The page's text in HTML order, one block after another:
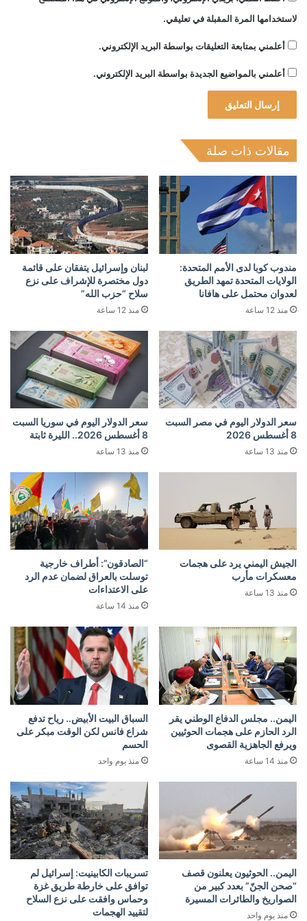
لاستخدامها المرة المقبلة في تعليقي.
أعلمني بمتابعة التعليقات بواسطة البريد الإلكتروني.
أعلمني بالمواضيع الجديدة بواسطة البريد الإلكتروني.
مقالات ذات صلة
مندوب كوبا لدى الأمم المتحدة:
الولايات المتحدة تمهد الطريق
لعدوان محتمل على هافانا
منذ 12 ساعة
لبنان وإسرائيل يتفقان على قائمة
دول مختصرة للإشراف على نزع
سلاح “حزب الله”
منذ 12 ساعة
سعر الدولار اليوم في مصر السبت
8 أغسطس 2026
منذ 13 ساعة
سعر الدولار اليوم في سوريا السبت
8 أغسطس 2026.. الليرة ثابتة
منذ 13 ساعة
الجيش اليمني يرد على هجمات
معسكرات مأرب
منذ 13 ساعة
“الصادقون”: أطراف خارجية
توسلت بالعراق لضمان عدم الرد
على الاعتداءات
منذ 14 ساعة
اليمن.. مجلس الدفاع الوطني يقر
الرد الحازم على هجمات الحوثيين
ويرفع الجاهزية القصوى
منذ 14 ساعة
السباق البيت الأبيض.. رياح تدفع
شراع فانس لكن الوقت مبكر على
الحسم
منذ يوم واحد
اليمن.. الحوثيون يعلنون قصف
“صحن الجنّ” بعدد كبير من
الصواريخ والطائرات المسيرة
منذ يوم واحد
تسريبات الكابينيت: إسرائيل لم
توافق على خارطة طريق غزة
وحماس وافقت على نزع السلاح
لتقييد الهجمات